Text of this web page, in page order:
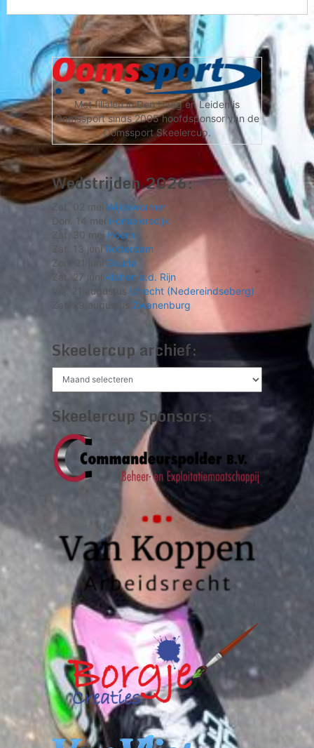
Met filialen in Den Haag en Leiden is
Oomssport sinds 2005 hoofdsponsor van de
Oomssport Skeelercup.
Wedstrijden 2026:
Zat. 02 mei Wijdewormer
Don. 14 mei Honselersdijk
Zat. 30 mei Hoorn
Zat. 13 juni Rotterdam
Zon. 21 juni Gouda
Zat. 27 juni Alphen a.d. Rijn
Vrij. 21 augustus Utrecht (Nedereindseberg)
Zat. 29 augustus Zwanenburg
Skeelercup archief:
Skeelercup Sponsors: